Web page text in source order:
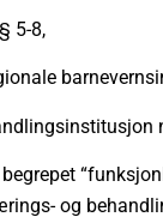
5-8,
og